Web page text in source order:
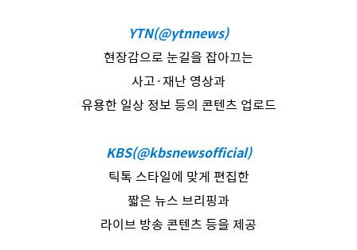
YTN(@ytnnews)
현장감으로 눈길을 잡아끄는
사고·재난 영상과
유용한 일상 정보 등의 콘텐츠 업로드
KBS(@kbsnewsofficial)
틱톡 스타일에 맞게 편집한
짧은 뉴스 브리핑과
라이브 방송 콘텐츠 등을 제공